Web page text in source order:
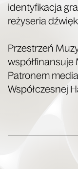
iden­ty­fi­ka­cja
reży­se­ria
Prze­strzeń
współ­fi­nan­su­je
Patro­nem
Współ­cze­snej